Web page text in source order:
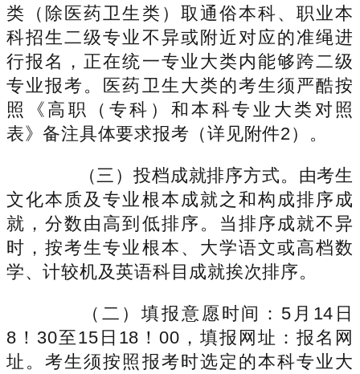
类（除医药卫生类）取通俗本科、职业本
科招生二级专业不异或附近对应的准绳进
行报名，正在统一专业大类内能够跨二级
专业报考。医药卫生大类的考生须严酷按
照《高职（专科）和本科专业大类对照
表》备注具体要求报考（详见附件2）。
（三）投档成就排序方式。由考生
文化本质及专业根本成就之和构成排序成
就，分数由高到低排序。当排序成就不异
时，按考生专业根本、大学语文或高档数
学、计较机及英语科目成就挨次排序。
（二）填报意愿时间：5月14日
8！30至15日18！00，填报网址：报名网
址。考生须按照报考时选定的本科专业大